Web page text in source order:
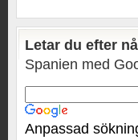
Letar du efter
Spanien med
Anpassad